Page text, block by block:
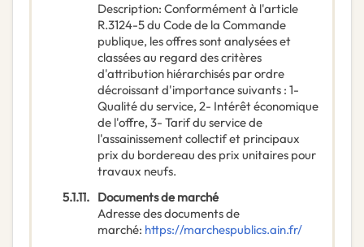
Description: Conformément à l'article
R.3124-5 du Code de la Commande
publique, les offres sont analysées et
classées au regard des critères
d'attribution hiérarchisés par ordre
décroissant d'importance suivants : 1-
Qualité du service, 2- Intérêt économique
de l'offre, 3- Tarif du service de
l'assainissement collectif et principaux
prix du bordereau des prix unitaires pour
travaux neufs.
5.1.11. Documents de marché
Adresse des documents de
marché: https://marchespublics.ain.fr/